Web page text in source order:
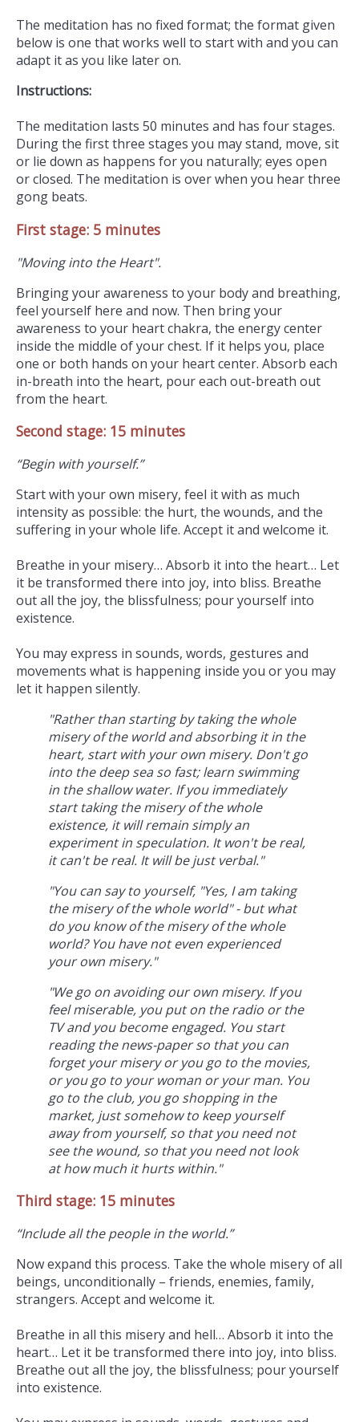
The meditation has no fixed format; the format given
below is one that works well to start with and you can
adapt it as you like later on.
Instructions:
The meditation lasts 50 minutes and has four stages.
During the first three stages you may stand, move, sit
or lie down as happens for you naturally; eyes open
or closed. The meditation is over when you hear three
gong beats.
First stage: 5 minutes
"Moving into the Heart".
Bringing your awareness to your body and breathing,
feel yourself here and now. Then bring your
awareness to your heart chakra, the energy center
inside the middle of your chest. If it helps you, place
one or both hands on your heart center. Absorb each
in-breath into the heart, pour each out-breath out
from the heart.
Second stage: 15 minutes
“Begin with yourself.”
Start with your own misery, feel it with as much
intensity as possible: the hurt, the wounds, and the
suffering in your whole life. Accept it and welcome it.
Breathe in your misery… Absorb it into the heart… Let
it be transformed there into joy, into bliss. Breathe
out all the joy, the blissfulness; pour yourself into
existence.
You may express in sounds, words, gestures and
movements what is happening inside you or you may
let it happen silently.
"Rather than starting by taking the whole
misery of the world and absorbing it in the
heart, start with your own misery. Don't go
into the deep sea so fast; learn swimming
in the shallow water. If you immediately
start taking the misery of the whole
existence, it will remain simply an
experiment in speculation. It won't be real,
it can't be real. It will be just verbal."
"You can say to yourself, "Yes, I am taking
the misery of the whole world" - but what
do you know of the misery of the whole
world? You have not even experienced
your own misery."
"We go on avoiding our own misery. If you
feel miserable, you put on the radio or the
TV and you become engaged. You start
reading the news-paper so that you can
forget your misery or you go to the movies,
or you go to your woman or your man. You
go to the club, you go shopping in the
market, just somehow to keep yourself
away from yourself, so that you need not
see the wound, so that you need not look
at how much it hurts within."
Third stage: 15 minutes
“Include all the people in the world.”
Now expand this process. Take the whole misery of all
beings, unconditionally – friends, enemies, family,
strangers. Accept and welcome it.
Breathe in all this misery and hell… Absorb it into the
heart… Let it be transformed there into joy, into bliss.
Breathe out all the joy, the blissfulness; pour yourself
into existence.